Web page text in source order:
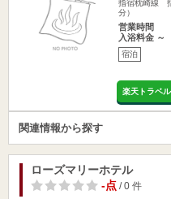
指宿枕崎線
分）
営業時間
入浴料金 ～
宿泊
楽天トラベ
関連情報から探す
ローズマリーホテル
-点/ 0 件